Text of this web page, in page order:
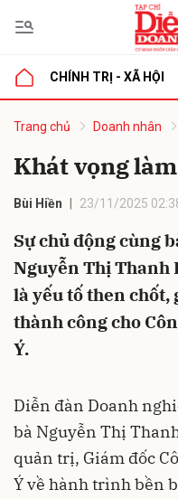
CHÍNH TRỊ - XÃ HỘI
Trang chủ Doanh nhân
Khát vọng
Bùi Hiền 23/11/2025
Sự chủ động cùng
Nguyễn Thị Thanh
là yếu tố then chốt,
thành công cho
Ý.
Diễn đàn Doanh
bà Nguyễn Thị
quản trị, Giám đốc
Ý về hành trình bền
luận